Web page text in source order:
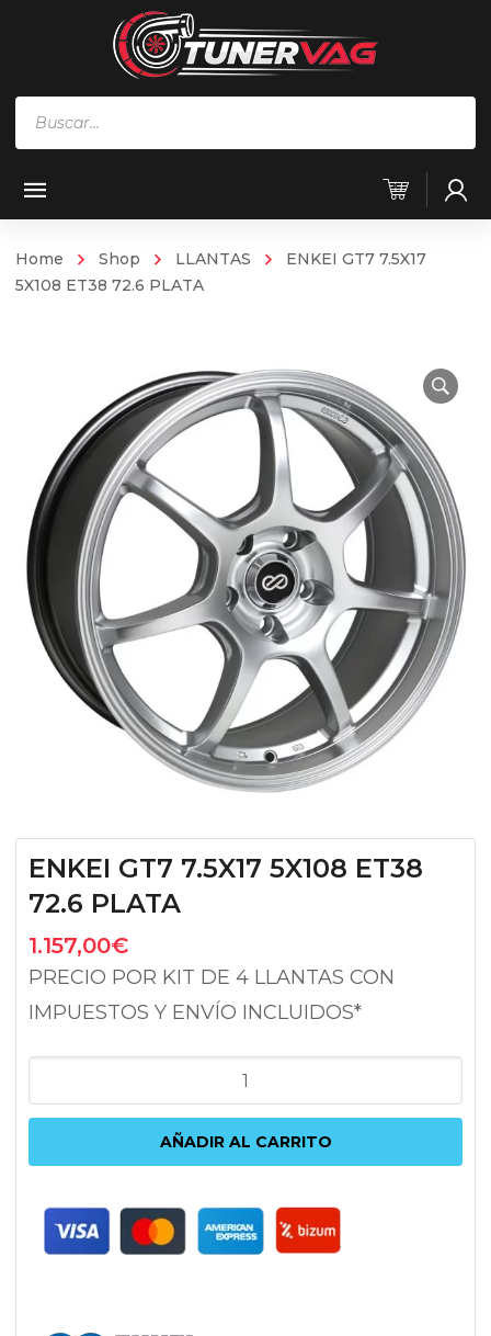
Home Shop LLANTAS
ENKEI GT7 7.5X17
5X108 ET38 72.6 PLATA
ENKEI GT7 7.5X17 5X108 ET38
72.6 PLATA
1.157,00€
PRECIO POR KIT DE 4 LLANTAS CON
IMPUESTOS Y ENVÍO INCLUIDOS*
GT7
5X108
72.6
PLATA
AÑADIR AL CARRITO